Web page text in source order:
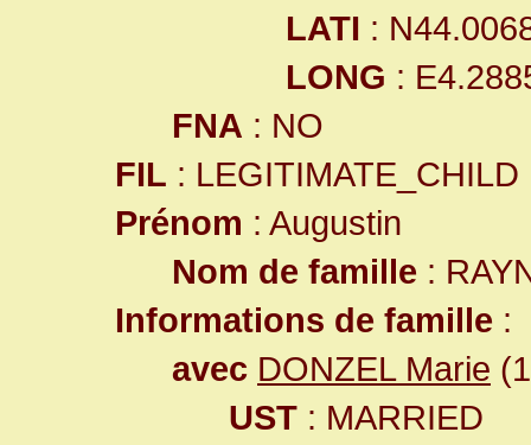
LATI :
LONG :
FNA : NO
FIL : LEGITIMATE_CHILD
Prénom : Augustin
Nom de famille :
Informations de famille :
avec DONZEL Marie
UST : MARRIED